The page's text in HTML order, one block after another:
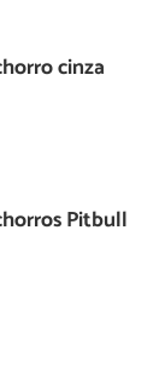
cinza
Pitbull